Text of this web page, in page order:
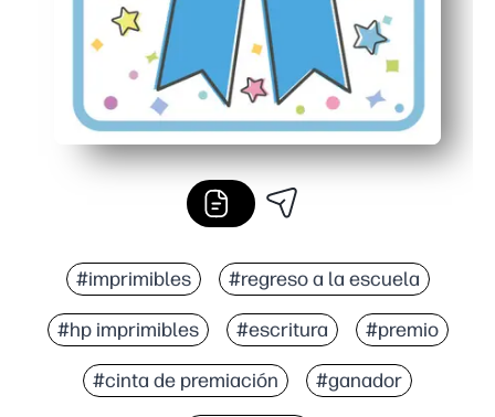
#imprimibles #regreso a la escuela
#hp imprimibles #escritura #premio
#cinta de premiación #ganador